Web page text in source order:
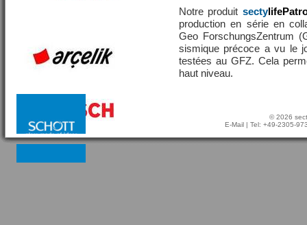
Notre produit secty
production en série en
Geo ForschungsZentrum
sismique précoce a vu le
testées au GFZ. Cela
haut niveau.
© 2026
E-Mail | Tel: +49-2305-